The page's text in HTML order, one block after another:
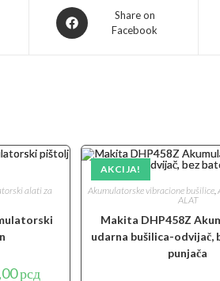
Opens
in
Share on
Facebook
alati za
рсдTrenutna
AKCIJA!
Akumulatorske vibracione bušilice,
ALAT
Makita DHP458Z
udarna bušilica-odvijač,
punjača